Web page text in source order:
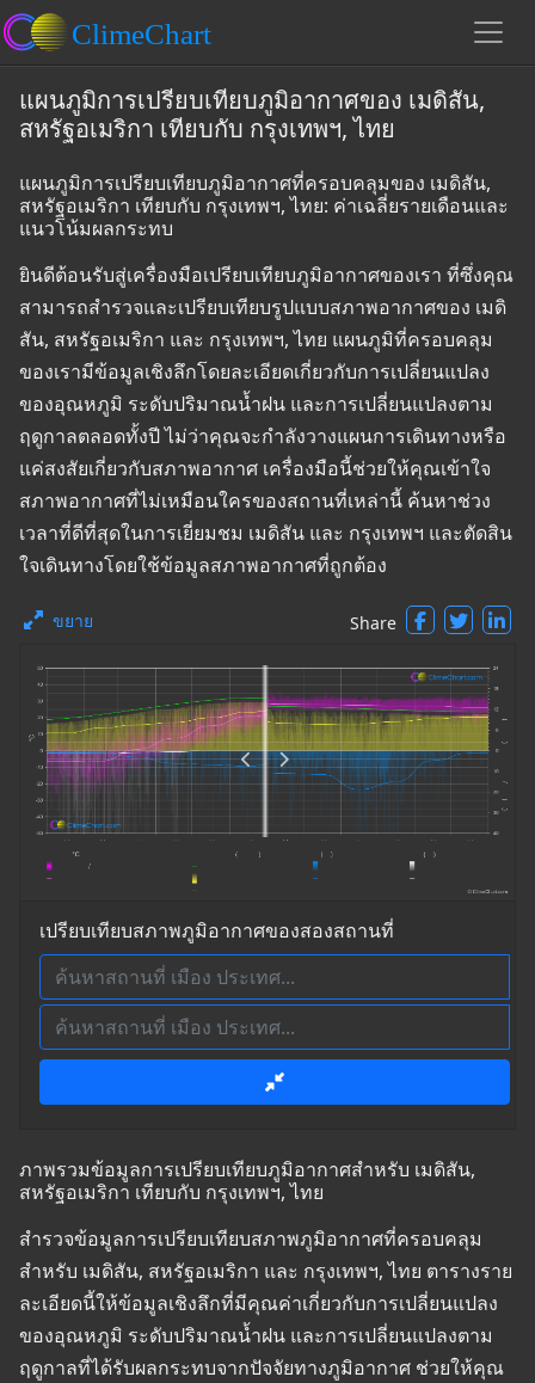
แผนภูมิการเปรียบเทียบภูมิอากาศของ เมดิสัน,
สหรัฐอเมริกา เทียบกับ กรุงเทพฯ, ไทย
แผนภูมิการเปรียบเทียบภูมิอากาศที่ครอบคลุมของ เมดิสัน,
สหรัฐอเมริกา เทียบกับ กรุงเทพฯ, ไทย: ค่าเฉลี่ยรายเดือนและ
แนวโน้มผลกระทบ
ยินดีต้อนรับสู่เครื่องมือเปรียบเทียบภูมิอากาศของเรา ที่ซึ่งคุณ
สามารถสำรวจและเปรียบเทียบรูปแบบสภาพอากาศของ เมดิ
สัน, สหรัฐอเมริกา และ กรุงเทพฯ, ไทย แผนภูมิที่ครอบคลุม
ของเรามีข้อมูลเชิงลึกโดยละเอียดเกี่ยวกับการเปลี่ยนแปลง
ของอุณหภูมิ ระดับปริมาณน้ำฝน และการเปลี่ยนแปลงตาม
ฤดูกาลตลอดทั้งปี ไม่ว่าคุณจะกำลังวางแผนการเดินทางหรือ
แค่สงสัยเกี่ยวกับสภาพอากาศ เครื่องมือนี้ช่วยให้คุณเข้าใจ
สภาพอากาศที่ไม่เหมือนใครของสถานที่เหล่านี้ ค้นหาช่วง
เวลาที่ดีที่สุดในการเยี่ยมชม เมดิสัน และ กรุงเทพฯ และตัดสิน
ใจเดินทางโดยใช้ข้อมูลสภาพอากาศที่ถูกต้อง
ขยาย Share
เปรียบเทียบสภาพภูมิอากาศของสองสถานที่
ภาพรวมข้อมูลการเปรียบเทียบภูมิอากาศสำหรับ เมดิสัน,
สหรัฐอเมริกา เทียบกับ กรุงเทพฯ, ไทย
สำรวจข้อมูลการเปรียบเทียบสภาพภูมิอากาศที่ครอบคลุม
สำหรับ เมดิสัน, สหรัฐอเมริกา และ กรุงเทพฯ, ไทย ตารางราย
ละเอียดนี้ให้ข้อมูลเชิงลึกที่มีคุณค่าเกี่ยวกับการเปลี่ยนแปลง
ของอุณหภูมิ ระดับปริมาณน้ำฝน และการเปลี่ยนแปลงตาม
ฤดูกาลที่ได้รับผลกระทบจากปัจจัยทางภูมิอากาศ ช่วยให้คุณ